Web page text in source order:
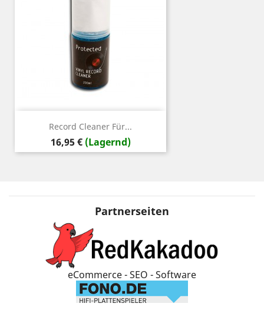
Record Cleaner Für...
Preis
16,95 € (Lagernd)
Partnerseiten
eCommerce - SEO - Software